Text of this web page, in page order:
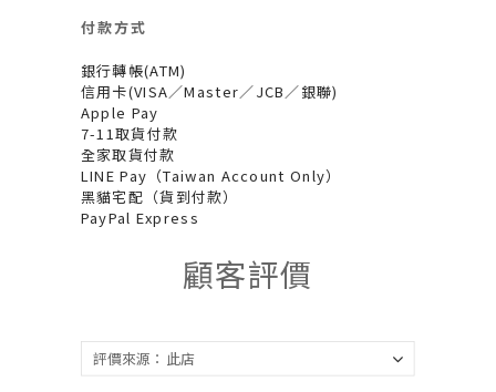
付款方式
銀行轉帳(ATM)
信用卡(VISA／Master／JCB／銀聯)
Apple Pay
7-11取貨付款
全家取貨付款
LINE Pay（Taiwan Account Only）
黑貓宅配（貨到付款）
PayPal Express
顧客評價